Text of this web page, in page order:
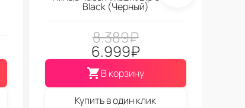
Black (Черный)
8.389₽
6.999₽
В корзину
Купить в один клик